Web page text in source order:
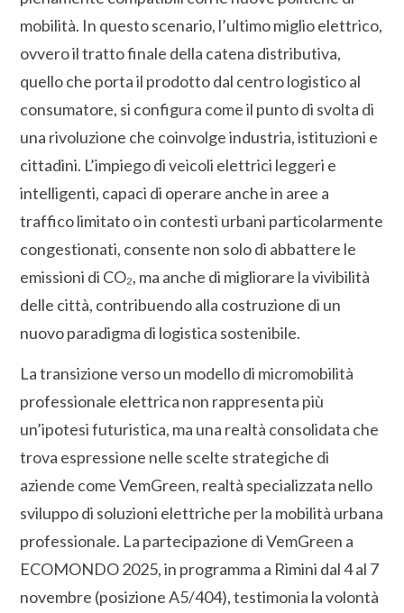
mobilità. In questo scenario, l’ultimo miglio elettrico,
ovvero il tratto finale della catena distributiva,
quello che porta il prodotto dal centro logistico al
consumatore, si configura come il punto di svolta di
una rivoluzione che coinvolge industria, istituzioni e
cittadini. L’impiego di veicoli elettrici leggeri e
intelligenti, capaci di operare anche in aree a
traffico limitato o in contesti urbani particolarmente
congestionati, consente non solo di abbattere le
emissioni di CO₂, ma anche di migliorare la vivibilità
delle città, contribuendo alla costruzione di un
nuovo paradigma di logistica sostenibile.
La transizione verso un modello di micromobilità
professionale elettrica non rappresenta più
un’ipotesi futuristica, ma una realtà consolidata che
trova espressione nelle scelte strategiche di
aziende come VemGreen, realtà specializzata nello
sviluppo di soluzioni elettriche per la mobilità urbana
professionale. La partecipazione di VemGreen a
ECOMONDO 2025, in programma a Rimini dal 4 al 7
novembre (posizione A5/404), testimonia la volontà